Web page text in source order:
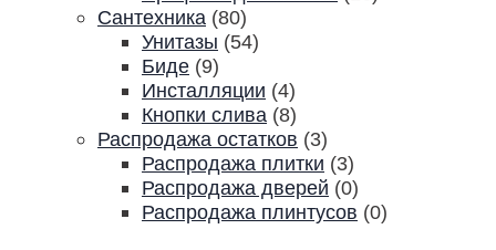
Сантехника (80)
Унитазы (54)
Биде (9)
Инсталляции (4)
Кнопки слива (8)
Распродажа остатков (3)
Распродажа плитки (3)
Распродажа дверей (0)
Распродажа плинтусов (0)